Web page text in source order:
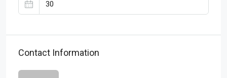
Contact Information